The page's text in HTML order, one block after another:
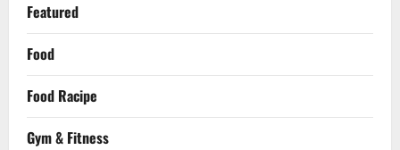
Featured
Food
Food Racipe
Gym & Fitness